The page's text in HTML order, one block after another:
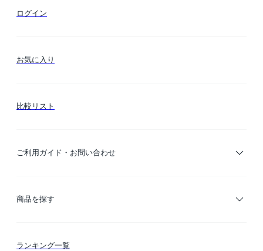
ログイン
お気に入り
比較リスト
ご利用ガイド・お問い合わせ
ご利用ガイド
商品を探す
カテゴリー検索
ランキング一覧